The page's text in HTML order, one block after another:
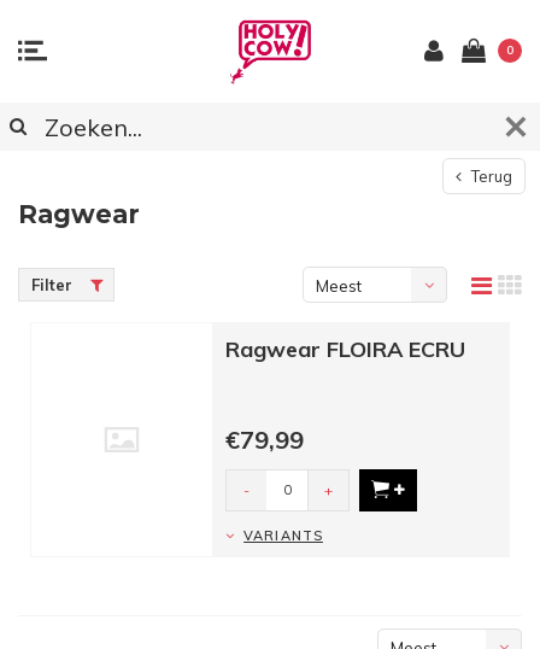
0
Terug
Ragwear
Filter
Meest
Ragwear FLOIRA ECRU
€79,99
- +
VARIANTS